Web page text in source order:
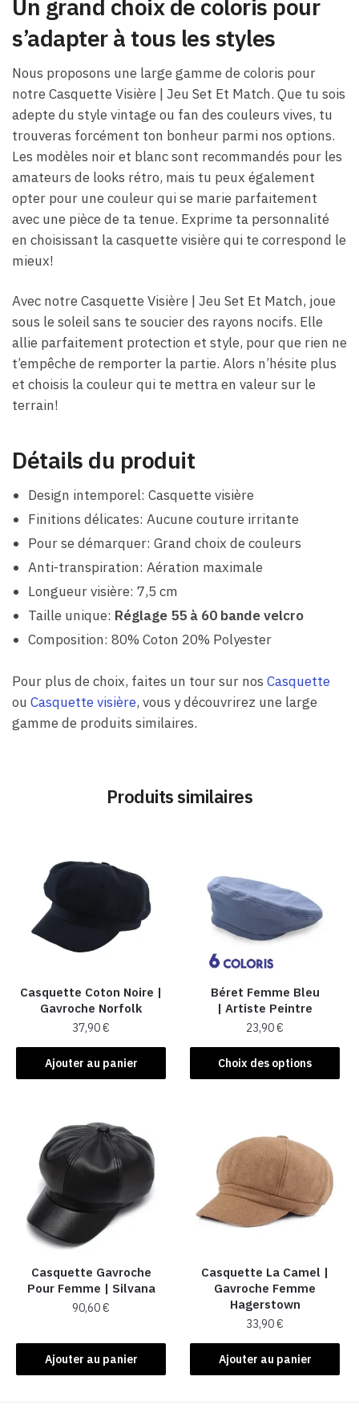
Un grand choix de coloris pour
s’adapter à tous les styles
Nous proposons une large gamme de coloris pour
notre Casquette Visière | Jeu Set Et Match. Que tu sois
adepte du style vintage ou fan des couleurs vives, tu
trouveras forcément ton bonheur parmi nos options.
Les modèles noir et blanc sont recommandés pour les
amateurs de looks rétro, mais tu peux également
opter pour une couleur qui se marie parfaitement
avec une pièce de ta tenue. Exprime ta personnalité
en choisissant la casquette visière qui te correspond le
mieux!
Avec notre Casquette Visière | Jeu Set Et Match, joue
sous le soleil sans te soucier des rayons nocifs. Elle
allie parfaitement protection et style, pour que rien ne
t’empêche de remporter la partie. Alors n’hésite plus
et choisis la couleur qui te mettra en valeur sur le
terrain!
Détails du produit
Design intemporel: Casquette visière
Finitions délicates: Aucune couture irritante
Pour se démarquer: Grand choix de couleurs
Anti-transpiration: Aération maximale
Longueur visière: 7,5 cm
Taille unique: Réglage 55 à 60 bande velcro
Composition: 80% Coton 20% Polyester
Pour plus de choix, faites un tour sur nos Casquette
ou Casquette visière, vous y découvrirez une large
gamme de produits similaires.
Produits similaires
Casquette Coton Noire |
Gavroche Norfolk
37,90€
Ajouter au panier
Béret Femme Bleu
| Artiste Peintre
23,90€
Choix des options
Ce
produit
variations.
Les
options
peuvent
être
la
page
du
produit
Casquette Gavroche
Pour Femme​ | Silvana
90,60€
Ajouter au panier
Casquette La Camel​ |
Gavroche Femme
Hagerstown
33,90€
Ajouter au panier